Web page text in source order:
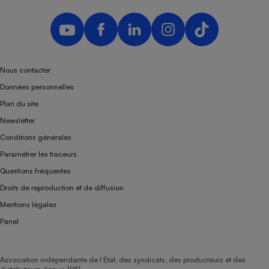
Nous contacter
Données personnelles
Plan du site
Newsletter
Conditions générales
Paramétrer les traceurs
Questions fréquentes
Droits de reproduction et de diffusion
Mentions légales
Panel
Association indépendante de l’État, des syndicats, des producteurs et des